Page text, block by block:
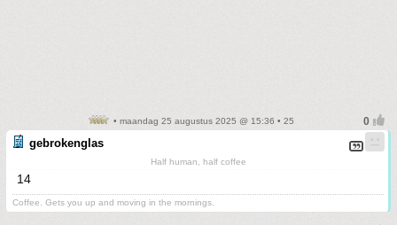
• maandag 25 augustus 2025 @ 15:36 • 25
gebrokenglas
Half human, half coffee
14
Coffee. Gets you up and moving in the mornings.